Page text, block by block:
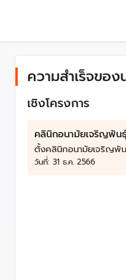
คน)
มาตั้งแต่ปี พ.ศ. 2536 และ ปี
า เท่านั้นที่มีค่า TFR เท่ากับ
น 60 ปีข้างหน้าหรือในปี
ะไม่สามารถจัดเก็บภาษีได้เ
14 ล้านคน
คน
เป็นร้อยละ 50 ของประชากร
ษีได้เพียงพอต่อการพัฒนาประ
ความสำเร็จของ
เชิงโครงการ
คลินิกอนามัยเจริญพัน
ตั้งคลินิกอนามัยเจริญพั
วันที่: 31 ธ.ค. 2566